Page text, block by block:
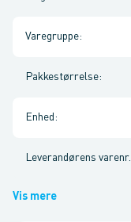
Varegruppe:
Pakkestørrelse:
Enhed :
Leverandørens varenr.
Vis mere